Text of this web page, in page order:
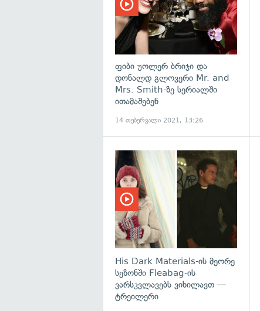
ფიბი უოლერ ბრიჯი და
დონალდ გლოვერი Mr. and
Mrs. Smith-ზე სერიალში
ითამაშებენ
14 თებერვალი 2021, 13:26
His Dark Materials-ის მეორე
სეზონში Fleabag-ის
ვარსკვლავებს ვიხილავთ —
ტრეილერი